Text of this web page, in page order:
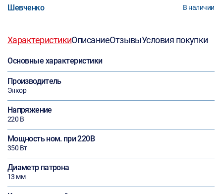
Шевченко В наличии
ХарактеристикиОписаниеОтзывыУсловия покупки
Основные характеристики
Производитель
Энкор
Напряжение
220 В
Мощность ном. при 220В
350 Вт
Диаметр патрона
13 мм